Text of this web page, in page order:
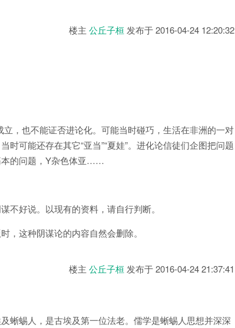
楼主 公丘子桓 发布于2016-04-24 12:20:32
立，也不能证否进论化。可能当时碰巧，生活在非洲的一对
可能还存在其它“亚当”“夏娃”。进化论信徒们企图把问题
本的问题，Y杂色体亚……
不好说。以现有的资料，请自行判断。
，这种阴谋论的内容自然会删除。
楼主 公丘子桓 发布于2016-04-24 21:37:41
蜥蜴人，是古埃及第一位法老。儒学是蜥蜴人思想并深深